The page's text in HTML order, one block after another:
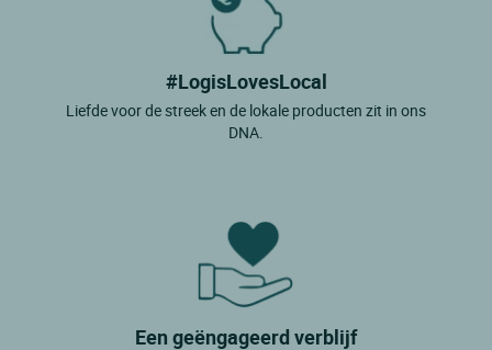
#LogisLovesLocal
Liefde voor de streek en de lokale producten zit in ons
DNA.
Een geëngageerd verblijf